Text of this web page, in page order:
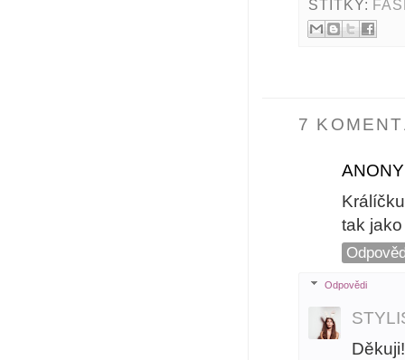
ŠTÍTKY:
7
tak
Odpovědi